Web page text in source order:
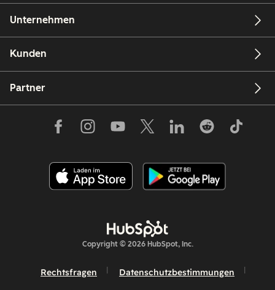
Unternehmen
Kunden
Partner
Copyright © 2026 HubSpot, Inc.
Rechtsfragen Datenschutzbestimmungen